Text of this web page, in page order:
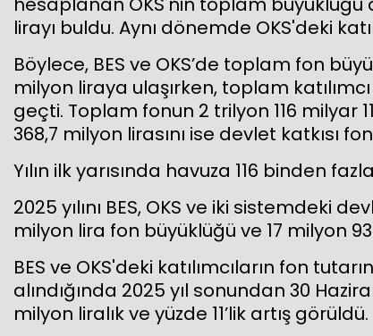
lirayı buldu. Aynı dönemde OKS'deki
Böylece, BES ve OKS’de toplam fon
milyon liraya ulaşırken, toplam
geçti. Toplam fonun 2 trilyon 116 milyar
368,7 milyon lirasını ise devlet katkısı
Yılın ilk yarısında havuza 116 binden
2025 yılını BES, OKS ve iki sistemdeki
milyon lira fon büyüklüğü ve 17 milyon
BES ve OKS'deki katılımcıların fon
alındığında 2025 yıl sonundan 30
milyon liralık ve yüzde 11’lik artış görüldü.